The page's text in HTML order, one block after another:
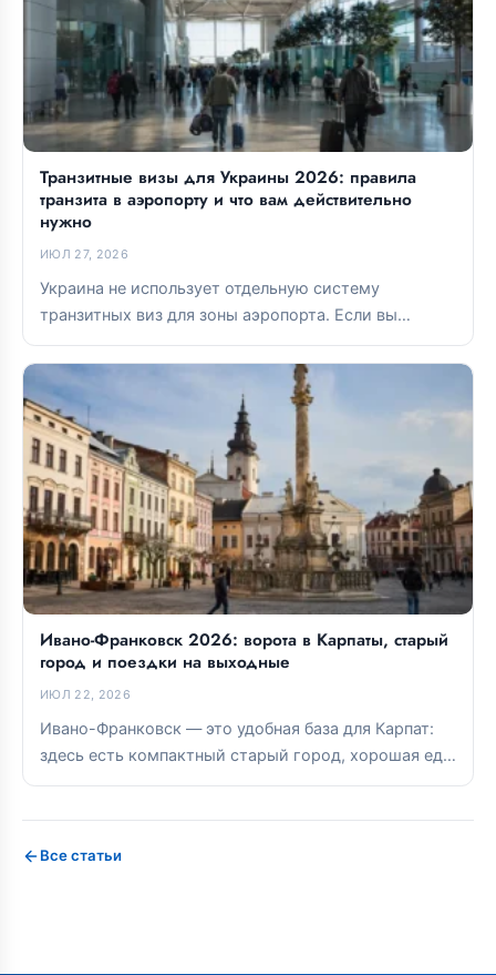
Транзитные визы для Украины 2026: правила
транзита в аэропорту и что вам действительно
нужно
ИЮЛ 27, 2026
Украина не использует отдельную систему
транзитных виз для зоны аэропорта. Если вы
остаетесь в международной транзитной зоне,
виза...
Ивано-Франковск 2026: ворота в Карпаты, старый
город и поездки на выходные
ИЮЛ 22, 2026
Ивано-Франковск — это удобная база для Карпат:
здесь есть компактный старый город, хорошая еда
и прямые связи с...
Все статьи